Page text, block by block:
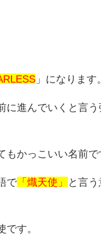
」になります
に進んでいくと言
かっこいい名前で
で 「熾天使」
と言
です。